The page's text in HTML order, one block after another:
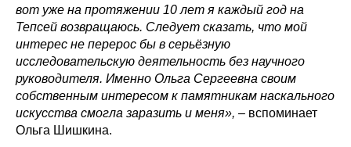
вот уже на протяжении 10 лет я каждый год на
Тепсей возвращаюсь. Следует сказать, что мой
интерес не перерос бы в серьёзную
исследовательскую деятельность без научного
руководителя. Именно Ольга Сергеевна своим
собственным интересом к памятникам наскального
искусства смогла заразить и меня», – вспоминает
Ольга Шишкина.